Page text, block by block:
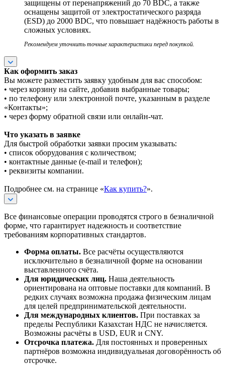
защищены от перенапряжений до 70 ВDC, а также
оснащены защитой от электростатического разряда
(ESD) до 2000 ВDC, что повышает надёжность работы в
сложных условиях.
Рекомендуем уточнить точные характеристики перед покупкой.
Как оформить заказ
Вы можете разместить заявку удобным для вас способом:
• через корзину на сайте, добавив выбранные товары;
• по телефону или электронной почте, указанным в разделе
«Контакты»;
• через форму обратной связи или онлайн-чат.
Что указать в заявке
Для быстрой обработки заявки просим указывать:
• список оборудования с количеством;
• контактные данные (e-mail и телефон);
• реквизиты компании.
Подробнее см. на странице «Как купить?».
Все финансовые операции проводятся строго в безналичной
форме, что гарантирует надежность и соответствие
требованиям корпоративных стандартов.
Форма оплаты. Все расчёты осуществляются
исключительно в безналичной форме на основании
выставленного счёта.
Для юридических лиц. Наша деятельность
ориентирована на оптовые поставки для компаний. В
редких случаях возможна продажа физическим лицам
для целей предпринимательской деятельности.
Для международных клиентов. При поставках за
пределы Республики Казахстан НДС не начисляется.
Возможны расчёты в USD, EUR и CNY.
Отсрочка платежа. Для постоянных и проверенных
партнёров возможна индивидуальная договорённость об
отсрочке.